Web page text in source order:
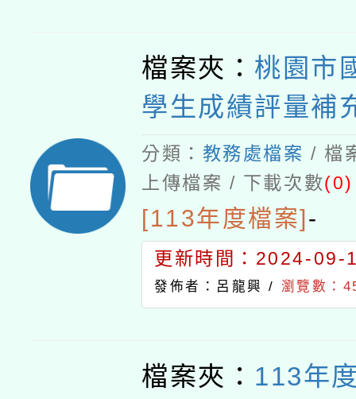
檔案夾： 桃園市
學生成績評量補
分類： 教務處檔案 / 檔
上傳檔案 / 下載次數(0)
[113年度檔案]-
更新時間：2024-09-
發佈者：呂龍興 / 瀏覽數：
檔案夾： 113年